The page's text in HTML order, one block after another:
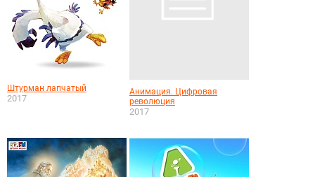
Штурман лапчатый
2017
Анимация. Цифровая
революция
2017